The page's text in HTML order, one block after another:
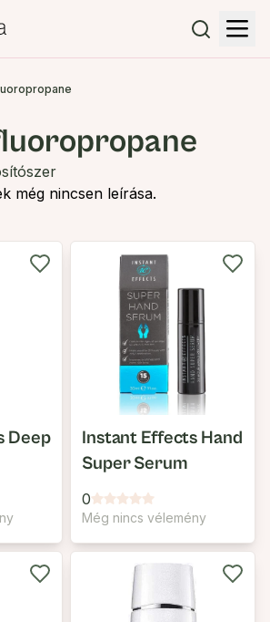
még nincsen leírása.
Deep
Instant Effects Hand
Super Serum
0
Még nincs vélemény